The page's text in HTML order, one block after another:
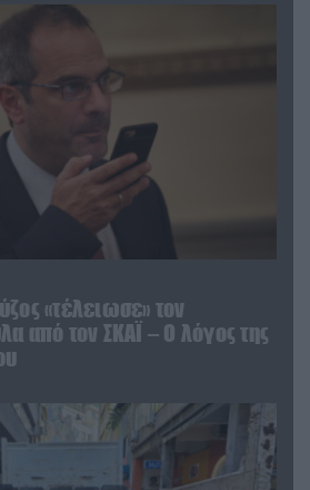
«τέλειωσε» τον
από τον ΣΚΑΪ – Ο λόγος της